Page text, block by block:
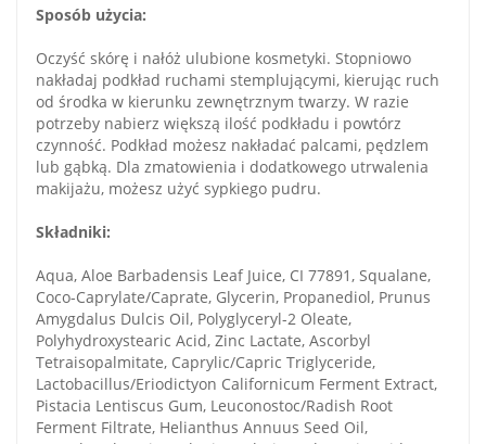
Sposób użycia:
Oczyść skórę i nałóż ulubione kosmetyki. Stopniowo
nakładaj podkład ruchami stemplującymi, kierując ruch
od środka w kierunku zewnętrznym twarzy. W razie
potrzeby nabierz większą ilość podkładu i powtórz
czynność. Podkład możesz nakładać palcami, pędzlem
lub gąbką. Dla zmatowienia i dodatkowego utrwalenia
makijażu, możesz użyć sypkiego pudru.
Składniki:
Aqua, Aloe Barbadensis Leaf Juice, CI 77891, Squalane,
Coco-Caprylate/Caprate, Glycerin, Propanediol, Prunus
Amygdalus Dulcis Oil, Polyglyceryl-2 Oleate,
Polyhydroxystearic Acid, Zinc Lactate, Ascorbyl
Tetraisopalmitate, Caprylic/Capric Triglyceride,
Lactobacillus/Eriodictyon Californicum Ferment Extract,
Pistacia Lentiscus Gum, Leuconostoc/Radish Root
Ferment Filtrate, Helianthus Annuus Seed Oil,